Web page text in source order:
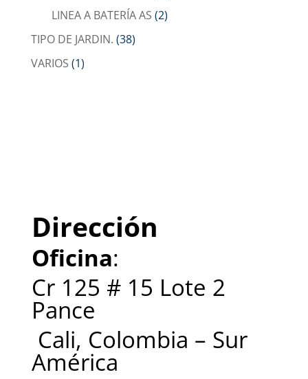
LINEA A BATERÍA AS (2)
TIPO DE JARDIN. (38)
VARIOS (1)
Dirección
Oficina:
Cr 125 # 15 Lote 2
Pance
Cali, Colombia – Sur
América